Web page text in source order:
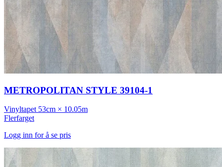
METROPOLITAN STYLE 39104-1
Vinyltapet 53cm × 10.05m
Flerfarget
Logg inn for å se pris